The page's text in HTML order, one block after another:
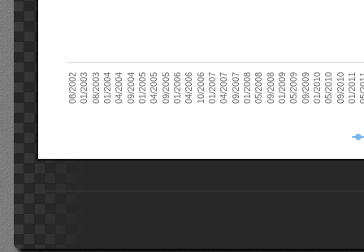
08/200201/200308/200301/200404/200409/200401/200504/200509/200501/200604/200610/200601/200704/200709/200701/200805/200809/200801/200905/200909/200901/201005/201009/201001/2011